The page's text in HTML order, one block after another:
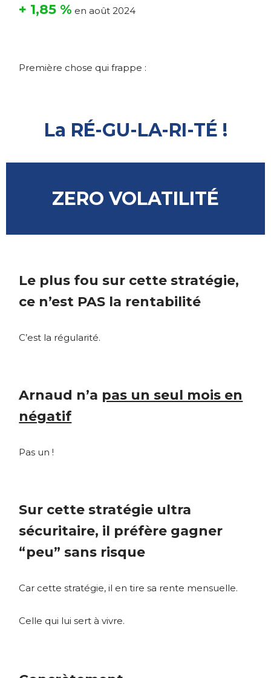
+ 1,85 % en août 2024
Première chose qui frappe :
La RÉ-GU-LA-RI-TÉ !
ZERO VOLATILITÉ
Le plus fou sur cette stratégie,
ce n’est PAS la rentabilité
C’est la régularité.
Arnaud n’a pas un seul mois en
négatif
Pas un !
Sur cette stratégie ultra
sécuritaire, il préfère gagner
“peu” sans risque
Car cette stratégie, il en tire sa rente mensuelle.
Celle qui lui sert à vivre.